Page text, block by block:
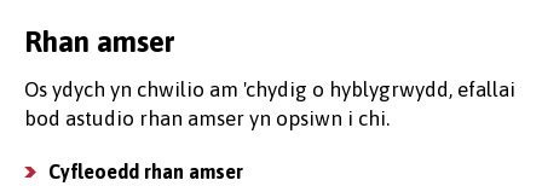
Rhan amser
Os ydych yn chwilio am 'chydig o hyblygrwydd, efallai
bod astudio rhan amser yn opsiwn i chi.
Cyfleoedd rhan amser